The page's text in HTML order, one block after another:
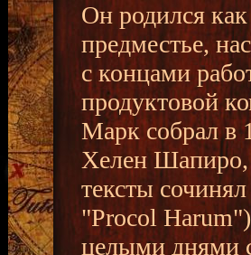
Он родился
предместье,
с концами
продуктовой
Марк собрал в
Хелен Шапиро,
тексты
"Procol
целыми днями